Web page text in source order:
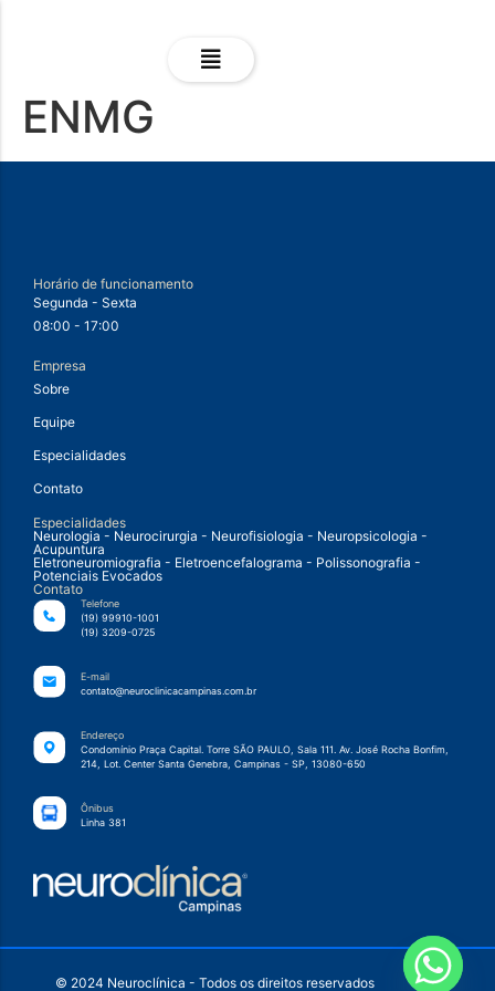
ENMG
Horário de funcionamento
Segunda - Sexta
08:00 - 17:00
Empresa
Sobre
Equipe
Especialidades
Contato
Especialidades
Neurologia - Neurocirurgia - Neurofisiologia - Neuropsicologia -
Acupuntura
Eletroneuromiografia - Eletroencefalograma - Polissonografia -
Potenciais Evocados
Contato
Telefone
(19) 99910-1001
(19) 3209-0725
E-mail
contato@neuroclinicacampinas.com.br
Endereço
Condomínio Praça Capital. Torre SÃO PAULO, Sala 111. Av. José Rocha Bonfim,
214, Lot. Center Santa Genebra, Campinas - SP, 13080-650
Ônibus
Linha 381
© 2024 Neuroclínica - Todos os direitos reservados